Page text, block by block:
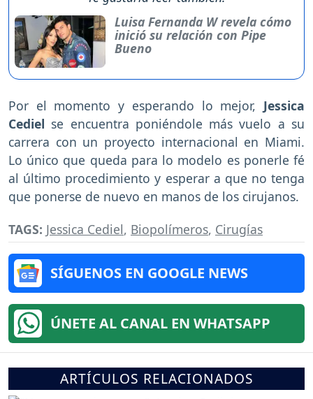
Luisa Fernanda W revela cómo
inició su relación con Pipe
Bueno
Por el momento y esperando lo mejor, Jessica
Cediel se encuentra poniéndole más vuelo a su
carrera con un proyecto internacional en Miami.
Lo único que queda para lo modelo es ponerle fé
al último procedimiento y esperar a que no tenga
que ponerse de nuevo en manos de los cirujanos.
TAGS: Jessica Cediel, Biopolímeros, Cirugías
SÍGUENOS EN GOOGLE NEWS
ÚNETE AL CANAL EN WHATSAPP
ARTÍCULOS RELACIONADOS